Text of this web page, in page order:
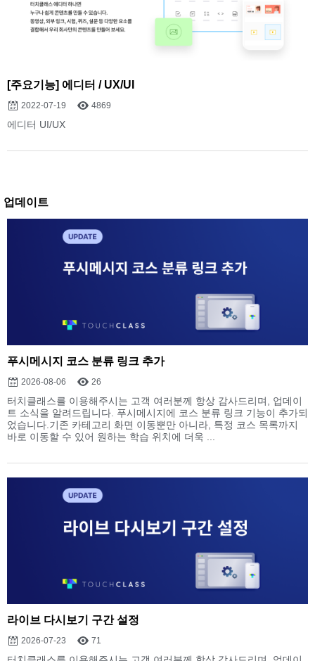
[주요기능] 에디터 / UX/UI
2022-07-19 4869
에디터 UI/UX
업데이트
푸시메시지 코스 분류 링크 추가
2026-08-06 26
터치클래스를 이용해주시는 고객 여러분께 항상 감사드리며, 업데이
트 소식을 알려드립니다. 푸시메시지에 코스 분류 링크 기능이 추가되
었습니다.기존 카테고리 화면 이동뿐만 아니라, 특정 코스 목록까지
바로 이동할 수 있어 원하는 학습 위치에 더욱 ...
라이브 다시보기 구간 설정
2026-07-23 71